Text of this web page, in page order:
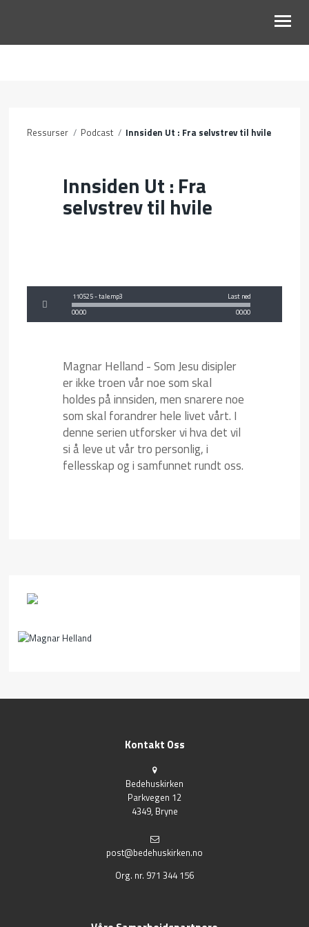
Ressurser / Podcast / Innsiden Ut : Fra selvstrev til hvile
Innsiden Ut : Fra
selvstrev til hvile
00:00 00:00
110525 - tale.mp3 Last ned
Magnar Helland - Som Jesu disipler
er ikke troen vår noe som skal
holdes på innsiden, men snarere noe
som skal forandrer hele livet vårt. I
denne serien utforsker vi hva det vil
si å leve ut vår tro personlig, i
fellesskap og i samfunnet rundt oss.
Kontakt Oss
Bedehuskirken
Parkvegen 12
4349, Bryne
post@bedehuskirken.no
Org. nr. 971 344 156